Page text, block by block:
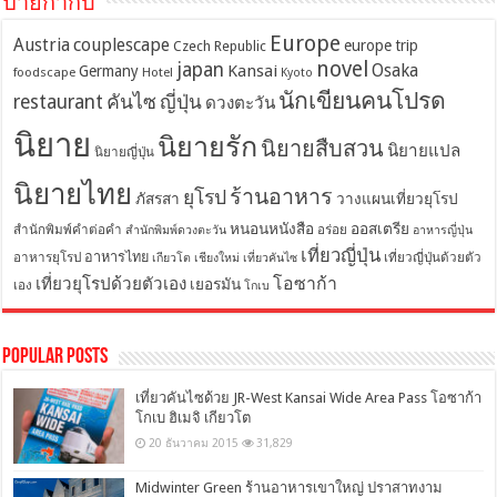
Austriacouplescape Czech Republic Europe europe trip
foodscape Germany Hotel japan Kansai Kyoto novel Osaka
restaurant คันไซ ญี่ปุ่น ดวงตะวัน นักเขียนคนโปรด
นิยาย นิยายญี่ปุ่น นิยายรัก นิยายสืบสวน นิยายแปล
นิยายไทย ภัสรสา ยุโรป ร้านอาหาร วางแผนเที่ยวยุโรป
สำนักพิมพ์คำต่อคำ สำนักพิมพ์ดวงตะวัน หนอนหนังสือ อร่อย ออสเตรีย อาหารญี่ปุ่น
อาหารยุโรป อาหารไทย เกียวโต เชียงใหม่ เที่ยวคันไซ เที่ยวญี่ปุ่น เที่ยวญี่ปุ่นด้วยตัว
เอง เที่ยวยุโรปด้วยตัวเอง เยอรมัน โกเบ โอซาก้า
Popular Posts
เที่ยวคันไซด้วย JR-West Kansai Wide Area Pass โอซาก้า
โกเบ ฮิเมจิ เกียวโต
20 ธันวาคม 2015 31,829
Midwinter Green ร้านอาหารเขาใหญ่ ปราสาทงาม